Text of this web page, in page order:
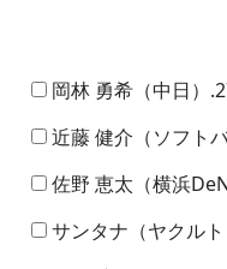
岡林 勇希（中日）
近藤 健介（ソフト
佐野 恵太（横浜
サンタナ（ヤクル